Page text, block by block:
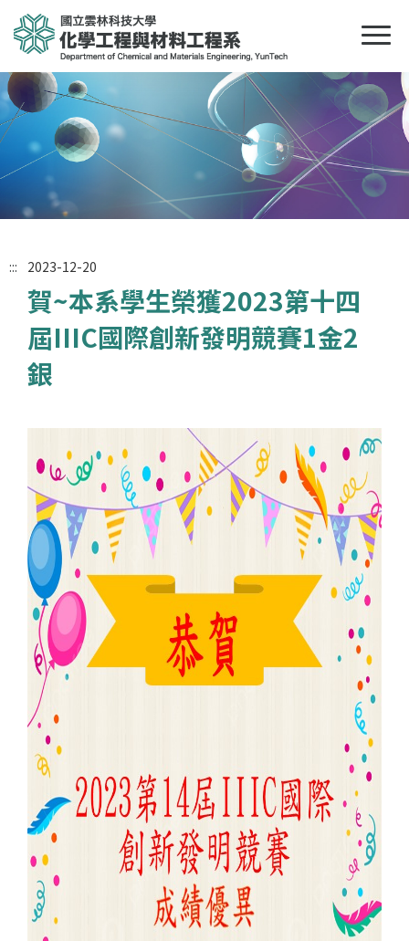
::: 2023-12-20
賀~本系學生榮獲2023第十四
屆IIIC國際創新發明競賽1金2
銀